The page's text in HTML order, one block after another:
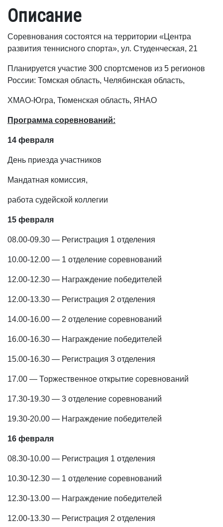
Описание
Соревнования состоятся на территории «Центра
развития теннисного спорта», ул. Студенческая, 21
Планируется участие 300 спортсменов из 5 регионов
России: Томская область, Челябинская область,
ХМАО-Югра, Тюменская область, ЯНАО
Программа соревнований:
14 февраля
День приезда участников
Мандатная комиссия,
работа судейской коллегии
15 февраля
08.00-09.30 — Регистрация 1 отделения
10.00-12.00 — 1 отделение соревнований
12.00-12.30 — Награждение победителей
12.00-13.30 — Регистрация 2 отделения
14.00-16.00 — 2 отделение соревнований
16.00-16.30 — Награждение победителей
15.00-16.30 — Регистрация 3 отделения
17.00 — Торжественное открытие соревнований
17.30-19.30 — 3 отделение соревнований
19.30-20.00 — Награждение победителей
16 февраля
08.30-10.00 — Регистрация 1 отделения
10.30-12.30 — 1 отделение соревнований
12.30-13.00 — Награждение победителей
12.00-13.30 — Регистрация 2 отделения